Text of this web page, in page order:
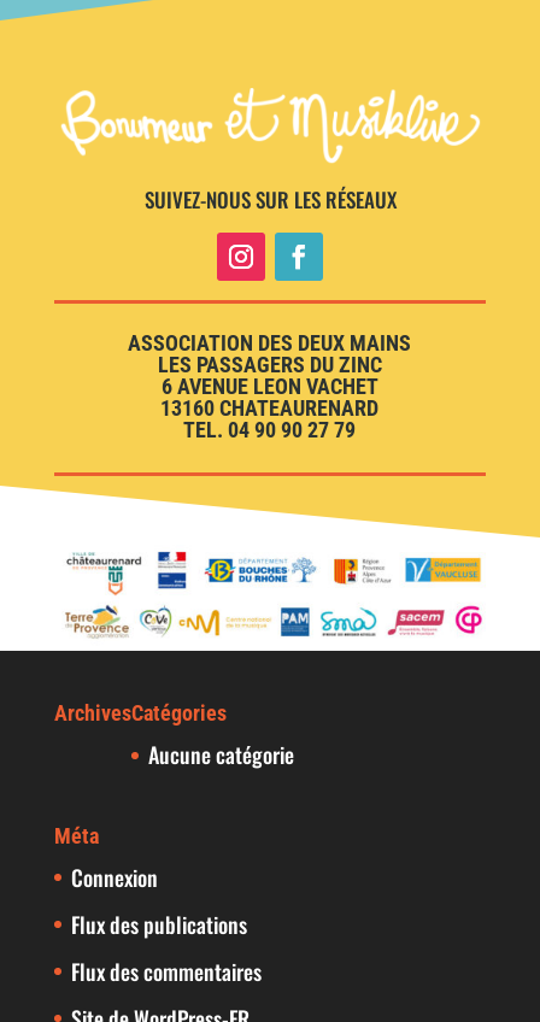
SUIVEZ-NOUS SUR LES RÉSEAUX
ASSOCIATION DES DEUX MAINS
LES PASSAGERS DU ZINC
6 AVENUE LEON VACHET
13160 CHATEAURENARD
TEL. 04 90 90 27 79
ArchivesCatégories
Aucune catégorie
Méta
Connexion
Flux des publications
Flux des commentaires